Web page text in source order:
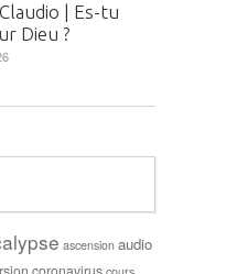
| Es-tu
Dieu ?
ascension audio
coronavirus